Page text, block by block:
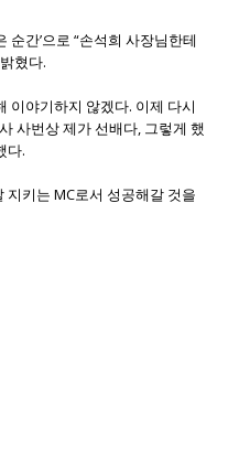
순간’으로 “손석희 사장님한테
혔다.
이야기하지 않겠다. 이제 다시
사번상 제가 선배다, 그렇게 했
다.
지키는 MC로서 성공해갈 것을